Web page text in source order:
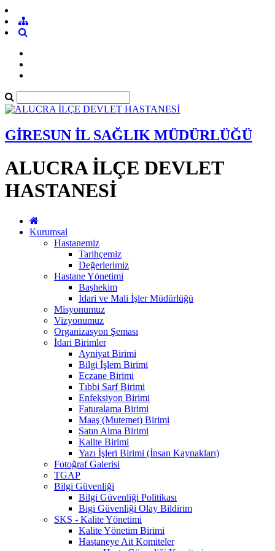
GİRESUN İL SAĞLIK MÜDÜRLÜĞÜ
ALUCRA İLÇE DEVLET
HASTANESİ
Kurumsal
Hastanemiz
Tarihçemiz
Değerlerimiz
Hastane Yönetimi
Başhekim
İdari ve Mali İşler Müdürlüğü
Misyonumuz
Vizyonumuz
Organizasyon Şeması
İdari Birimler
Ayniyat Birimi
Bilgi İşlem Birimi
Eczane Birimi
Tıbbi Sarf Birimi
Enfeksiyon Birimi
Faturalama Birimi
Maaş (Mutemet) Birimi
Satın Alma Birimi
Kalite Birimi
Yazı İşleri Birimi (İnsan Kaynakları)
Fotoğraf Galerisi
TGAP
Bilgi Güvenliği
Bilgi Güvenliği Politikası
Bigi Güvenliği Olay Bildirim
SKS - Kalite Yönetimi
Kalite Yönetim Birimi
Hastaneye Ait Komiteler